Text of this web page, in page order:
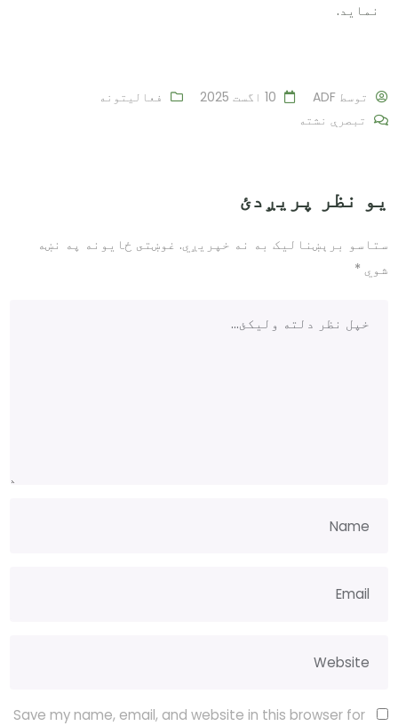
نماید.
توسطADF 10 اگست 2025
فعالیتونه
تبصرې نشته
یو نظر پریږدئ
ستاسو برېښناليک به نه خپريږي. غوښتى ځایونه په نښه
شوي *
Save my name, email, and website in this browser for